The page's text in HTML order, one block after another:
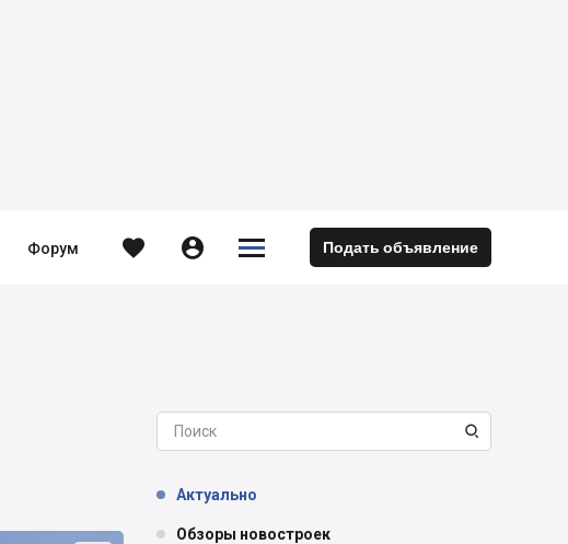
Форум   

 Подать объявление

Актуально
Обзоры новостроек